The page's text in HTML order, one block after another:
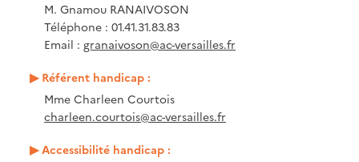
M. Gnamou RANAIVOSON
Téléphone : 01.41.31.83.83
Email : granaivoson@ac-versailles.fr
Référent handicap :
Mme Charleen Courtois
charleen.courtois@ac-versailles.fr
Accessibilité handicap :